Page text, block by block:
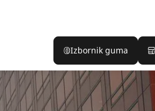
Izbornik guma